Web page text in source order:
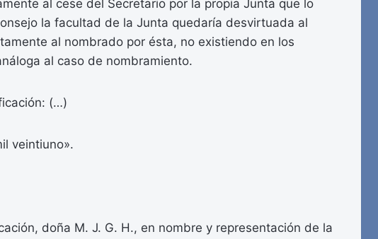
al cese del Secretario por la propia Junta que lo
la facultad de la Junta quedaría desvirtuada al
al nombrado por ésta, no existiendo en los
al caso de nombramiento.
(…)
veintiuno».
doña M. J. G. H., en nombre y representación de la